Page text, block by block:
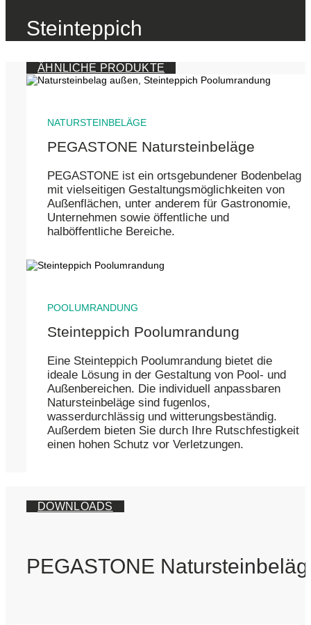
Steinteppich
ÄHNLICHE PRODUKTE
NATURSTEINBELÄGE
PEGASTONE Natursteinbeläge
PEGASTONE ist ein ortsgebundener Bodenbelag
mit vielseitigen Gestaltungsmöglichkeiten von
Außenflächen, unter anderem für Gastronomie,
Unternehmen sowie öffentliche und
halböffentliche Bereiche.
POOLUMRANDUNG
Steinteppich Poolumrandung
Eine Steinteppich Poolumrandung bietet die
ideale Lösung in der Gestaltung von Pool- und
Außenbereichen. Die individuell anpassbaren
Natursteinbeläge sind fugenlos,
wasserdurchlässig und witterungsbeständig.
Außerdem bieten Sie durch Ihre Rutschfestigkeit
einen hohen Schutz vor Verletzungen.
DOWNLOADS
PEGASTONE